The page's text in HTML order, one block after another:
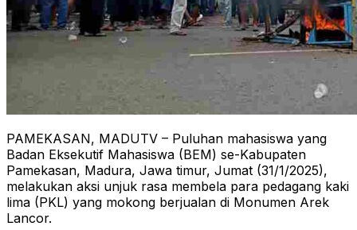
PAMEKASAN, MADUTV – Puluhan mahasiswa yang
Badan Eksekutif Mahasiswa (BEM) se-Kabupaten
Pamekasan, Madura, Jawa timur, Jumat (31/1/2025),
melakukan aksi unjuk rasa membela para pedagang kaki
lima (PKL) yang mokong berjualan di Monumen Arek
Lancor.